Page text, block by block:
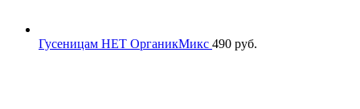
Гусеницам НЕТ ОрганикМикс 490 руб.